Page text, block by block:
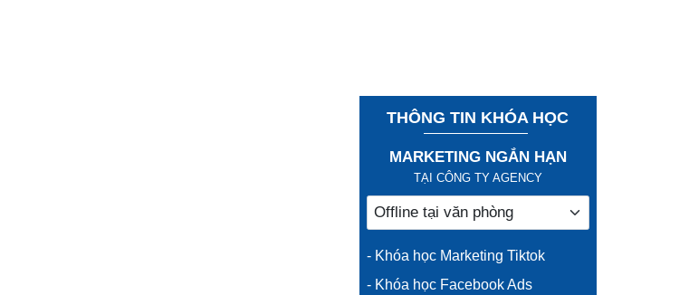
THÔNG TIN KHÓA HỌC
MARKETING NGẮN HẠN
TẠI CÔNG TY AGENCY
- Khóa học Marketing Tiktok
- Khóa học Facebook Ads